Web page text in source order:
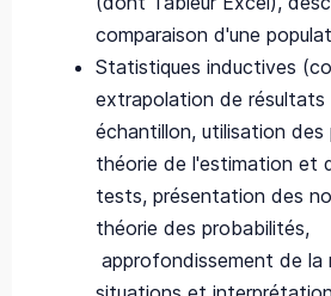
comparaison d'une
Statistiques inductives
extrapolation de résultats
échantillon, utilisation des
théorie de l'estimation et
tests, présentation des
théorie des probabilités,
approfondissement de la